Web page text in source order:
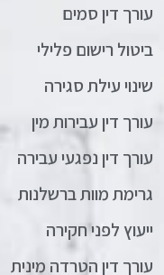
עורך דין סמים
ביטול רישום פלילי
שינוי עילת סגירה
עורך דין עבירות מין
עורך דין נפגעי עבירה
גרימת מוות ברשלנות
ייעוץ לפני חקירה
עורך דין הטרדה מינית